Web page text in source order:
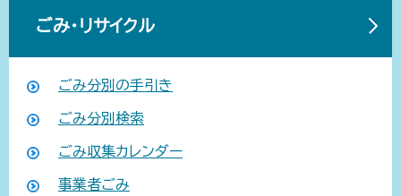
ごみ・リサイクル
ごみ分別の手引き
ごみ分別検索
ごみ収集カレンダー
事業者ごみ